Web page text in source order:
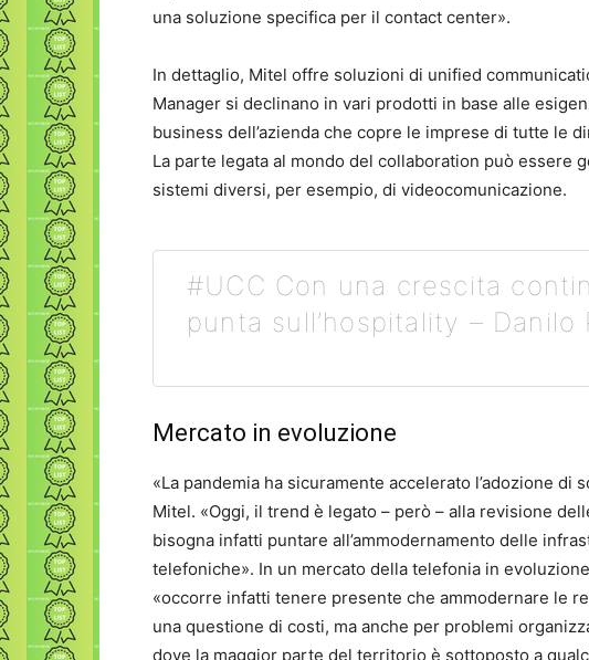
una soluzione specifica per il contact center».
In dettaglio, Mitel offre soluzioni di unified
Manager si declinano in vari prodotti in base alle
business dell’azienda che copre le imprese di tutte le
La parte legata al mondo del collaboration può essere
sistemi diversi, per esempio, di videocomunicazione.
#UCC Con una crescita
punta sull’hospitality – Danilo
Mercato in evoluzione
«La pandemia ha sicuramente accelerato l’adozione di
Mitel. «Oggi, il trend è legato – però – alla revisione
bisogna infatti puntare all’ammodernamento delle
telefoniche». In un mercato della telefonia in
«occorre infatti tenere presente che ammodernare le
una questione di costi, ma anche per problemi
dove la maggior parte del territorio è sottoposto a